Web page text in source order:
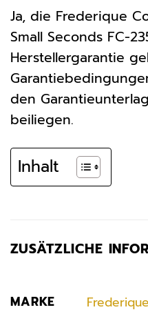
Ja, die Frederique
Small Seconds FC-
Herstellergarantie
den
beiliegen.
Inhalt
ZUSÄTZLICHE
MARKE